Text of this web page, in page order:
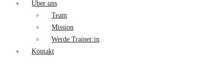
Über uns
Team
Mission
Werde Trainer:in
Kontakt